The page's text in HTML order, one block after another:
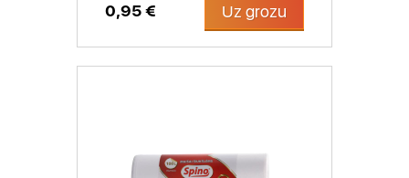
0,95 € Uz grozu